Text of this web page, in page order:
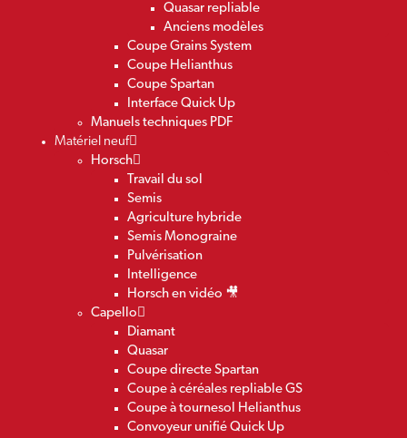
Quasar repliable
Anciens modèles
Coupe Grains System
Coupe Helianthus
Coupe Spartan
Interface Quick Up
Manuels techniques PDF
Matériel neuf
Horsch
Travail du sol
Semis
Agriculture hybride
Semis Monograine
Pulvérisation
Intelligence
Horsch en vidéo 🎥
Capello
Diamant
Quasar
Coupe directe Spartan
Coupe à céréales repliable GS
Coupe à tournesol Helianthus
Convoyeur unifié Quick Up